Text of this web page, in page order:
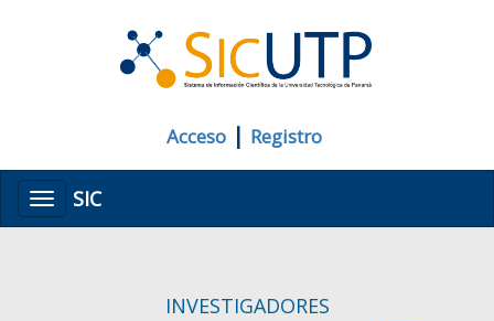
Acceso | Registro
MenúSIC
INVESTIGADORES